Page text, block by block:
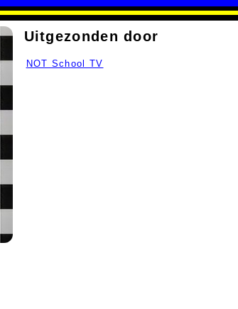
Uitgezonden door
NOT School TV